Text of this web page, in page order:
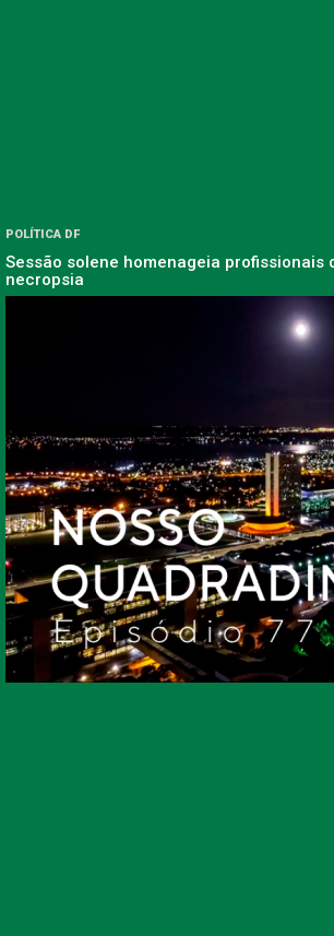
POLÍTICA DF
Sessão solene homenageia profissionais
necropsia